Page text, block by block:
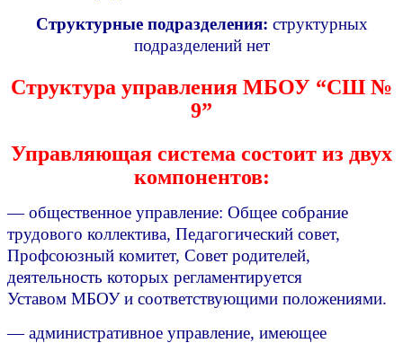
Структурные подразделения: структурных
подразделений нет
Структура управления МБОУ “СШ №
9”
Управляющая система состоит из двух
компонентов:
— общественное управление: Общее собрание
трудового коллектива, Педагогический совет,
Профсоюзный комитет, Совет родителей,
деятельность которых регламентируется
Уставом МБОУ и соответствующими положениями.
— административное управление, имеющее